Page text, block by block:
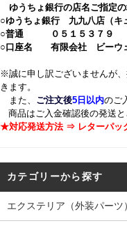
ゆうちょ銀行の店名ご指定
○ゆうちょ銀行 九九八店（キ
○普通 ０５１５３７９
○口座名 有限会社 ビーウ
※誠に申し訳ございませんが
きます。
また、 ご注文後5日以内のご
商品はご入金確認後の発送と
★対応発送方法 ⇒ レターパッ
カテゴリーから探す
エクステリア（外装パーツ）